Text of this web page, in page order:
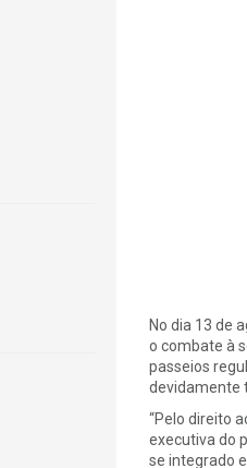
No dia 13 de
o combate à
passeios
devidamente
“Pelo direito
executiva do
se integrado